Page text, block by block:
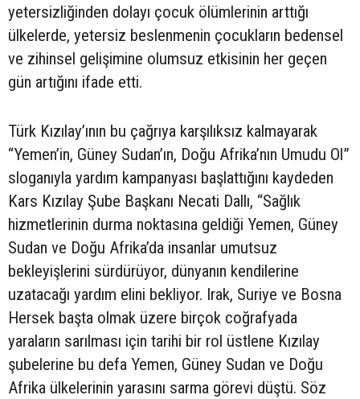
yetersizliğinden dolayı çocuk ölümlerinin arttığı
ülkelerde, yetersiz beslenmenin çocukların bedensel
ve zihinsel gelişimine olumsuz etkisinin her geçen
gün artığını ifade etti.
Türk Kızılay’ının bu çağrıya karşılıksız kalmayarak
“Yemen’in, Güney Sudan’ın, Doğu Afrika’nın Umudu Ol”
sloganıyla yardım kampanyası başlattığını kaydeden
Kars Kızılay Şube Başkanı Necati Dallı, “Sağlık
hizmetlerinin durma noktasına geldiği Yemen, Güney
Sudan ve Doğu Afrika’da insanlar umutsuz
bekleyişlerini sürdürüyor, dünyanın kendilerine
uzatacağı yardım elini bekliyor. Irak, Suriye ve Bosna
Hersek başta olmak üzere birçok coğrafyada
yaraların sarılması için tarihi bir rol üstlene Kızılay
şubelerine bu defa Yemen, Güney Sudan ve Doğu
Afrika ülkelerinin yarasını sarma görevi düştü. Söz